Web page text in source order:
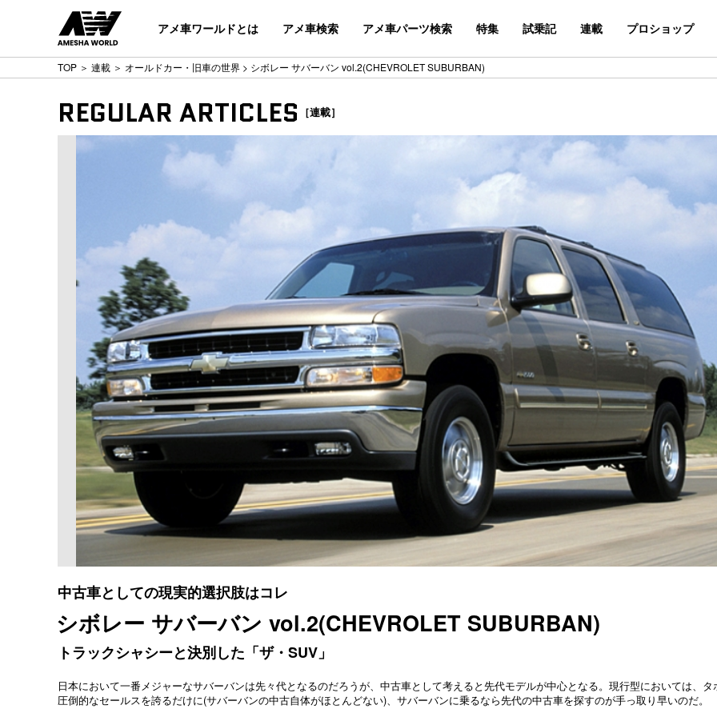
アメ車ワールドとは アメ車検索 アメ車パーツ検索 特集 試乗記 連載 プロショップ
TOP ＞ 連載 ＞ オールドカー・旧車の世界 > シボレー サバーバン vol.2(CHEVROLET SUBURBAN)
REGULAR ARTICLES ［連載］
中古車としての現実的選択肢はコレ
シボレー サバーバン vol.2(CHEVROLET SUBURBAN)
トラックシャシーと決別した「ザ・SUV」
日本において一番メジャーなサバーバンは先々代となるのだろうが、中古車として考えると先代モデルが中心となる。現行型においては、タ
圧倒的なセールスを誇るだけに(サバーバンの中古自体がほとんどない)、サバーバンに乗るなら先代の中古車を探すのが手っ取り早いのだ。